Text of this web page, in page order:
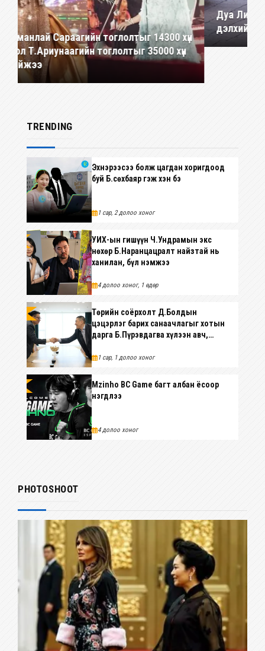
Дуа Липа, Каллум Тернер нарын хурим
дэлхийн цуутай хуримын нэг болов
TRENDING
Эхнэрээсээ болж цагдан хоригдоод
буй Б.Өсөхбаяр гэж хэн бэ
1 сар, 2 долоо хоног
УИХ-ын гишүүн Ч.Ундрамын экс
нөхөр Б.Наранцацралт найзтай нь
ханилан, бүл нэмжээ
4 долоо хоног, 1 өдөр
Төрийн соёрхолт Д.Болдын
цэцэрлэг барих санаачлагыг хотын
дарга Б.Пүрэвдагва хүлээн авч,
1 сар, 1 долоо хоног
Mzinho BC Game багт албан ёсоор
нэгдлээ
4 долоо хоног
PHOTOSHOOT